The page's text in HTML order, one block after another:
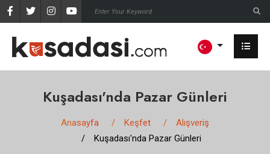
Kuşadası'nda Pazar Günleri
Anasayfa Keşfet
Alışveriş
Kuşadası'nda Pazar Günleri